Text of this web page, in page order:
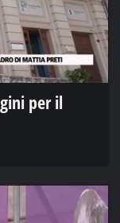
per il